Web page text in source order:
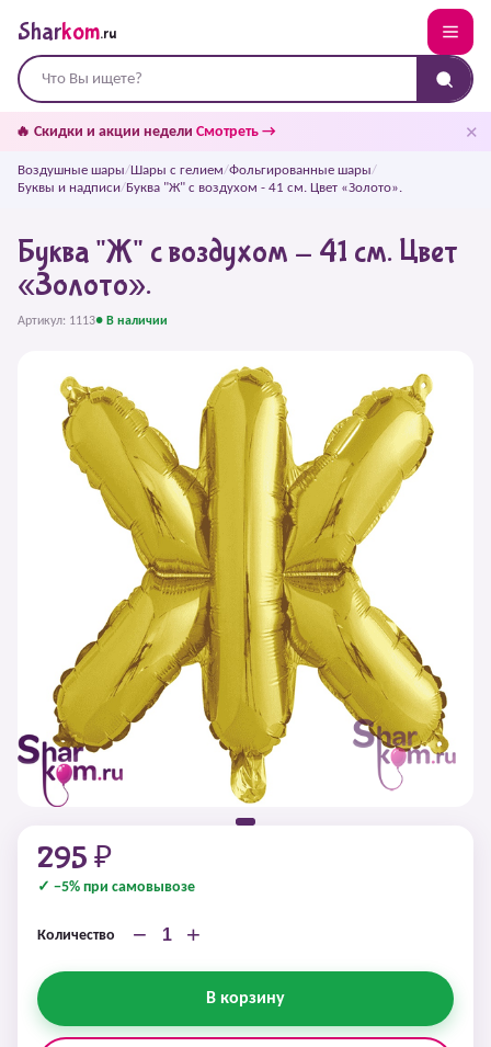
Sharkom.ru
🔥 Скидки и акции недели Смотреть → ✕
Воздушные шары/Шары с гелием/Фольгированные шары/
Буквы и надписи/Буква "Ж" с воздухом - 41 см. Цвет «Золото».
Буква "Ж" с воздухом - 41 см. Цвет
«Золото».
Артикул: 1113● В наличии
295 ₽
✓ −5% при самовывозе
Количество − +
В корзину